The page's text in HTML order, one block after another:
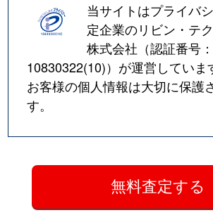
当サイトはプライバ
定企業のリビン・テ
株式会社（認証番号：
10830322(10)）が運営していま
お客様の個人情報は大切に保護
す。